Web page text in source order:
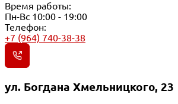
Время работы:
Пн-Вс 10:00 - 19:00
Телефон:
+7 (964) 740-38-38
ул. Богдана Хмельницкого, 23